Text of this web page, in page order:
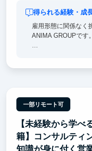
得られる経験・成
雇用形態に関係なく
ANIMA GROUPです。
必要な成果をインタ
そのような背景から
ーンは、
以下のような成長
一部リモート可
【未経験から学べ
籍】コンサルティ
知識が身に付く営